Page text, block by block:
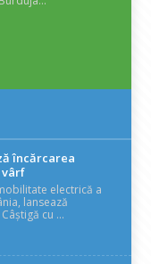
încărcarea
vârf
electrică a
lansează
cu ...